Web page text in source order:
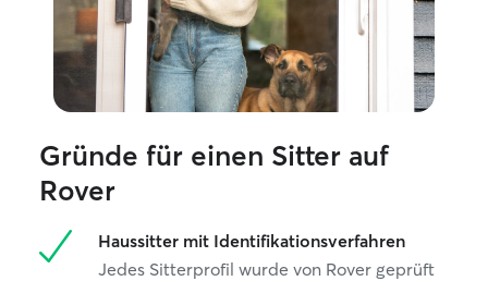
brauchst, ich passe mich gerne an deine
Wünsche an. Viele Grüße, Dorian
Gründe für einen Sitter auf
Rover
Haussitter mit Identifikationsverfahren
Jedes Sitterprofil wurde von Rover geprüft